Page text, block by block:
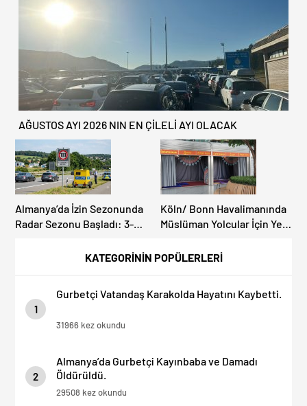
KATEGORİNİN POPÜLERLERİ
1
Gurbetçi Vatandaş Karakolda Hayatını Kaybetti.
31966 kez okundu
2
Almanya’da Gurbetçi Kayınbaba ve Damadı
Öldürüldü.
29508 kez okundu
AĞUSTOS AYI 2026 NIN EN ÇİLELİ AYI OLACAK
Almanya’da İzin Sezonunda
Radar Sezonu Başladı: 3-9
Denetimi Yapılacak!
Köln/ Bonn Havalimanında
Müslüman Yolcular İçin Yeni